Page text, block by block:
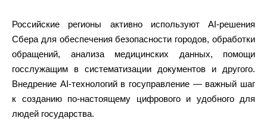
Российские регионы активно используют AI-решения
Сбера для обеспечения безопасности городов, обработки
обращений, анализа медицинских данных, помощи
госслужащим в систематизации документов и другого.
Внедрение AI-технологий в госуправление — важный шаг
к созданию по-настоящему цифрового и удобного для
людей государства.